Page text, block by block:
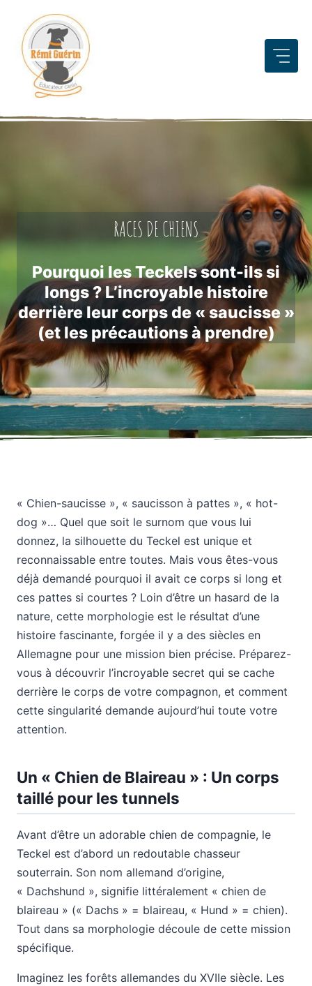
contenu
RACES DE CHIENS
Pourquoi les Teckels sont-ils si
longs ? L’incroyable histoire
derrière leur corps de « saucisse »
(et les précautions à prendre)
« Chien-saucisse », « saucisson à pattes », « hot-
dog »… Quel que soit le surnom que vous lui
donnez, la silhouette du Teckel est unique et
reconnaissable entre toutes. Mais vous êtes-vous
déjà demandé pourquoi il avait ce corps si long et
ces pattes si courtes ? Loin d’être un hasard de la
nature, cette morphologie est le résultat d’une
histoire fascinante, forgée il y a des siècles en
Allemagne pour une mission bien précise. Préparez-
vous à découvrir l’incroyable secret qui se cache
derrière le corps de votre compagnon, et comment
cette singularité demande aujourd’hui toute votre
attention.
Un « Chien de Blaireau » : Un corps
taillé pour les tunnels
Avant d’être un adorable chien de compagnie, le
Teckel est d’abord un redoutable chasseur
souterrain. Son nom allemand d’origine,
« Dachshund », signifie littéralement « chien de
blaireau » (« Dachs » = blaireau, « Hund » = chien).
Tout dans sa morphologie découle de cette mission
spécifique.
Imaginez les forêts allemandes du XVIIe siècle. Les